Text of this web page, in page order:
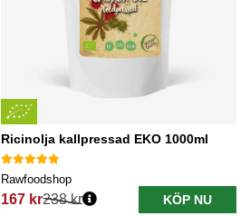
Ricinolja kallpressad EKO 1000ml
Rawfoodshop
167 kr
Ordinarie pris:
238 kr KÖP NU